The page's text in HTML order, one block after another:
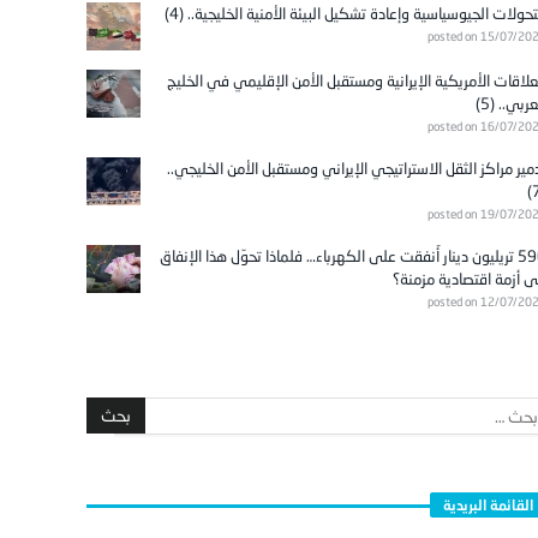
الجيوسياسية وإعادة تشكيل البيئة الأمنية الخليجية.. (4)
posted on 15/07/
الأمريكية الإيرانية ومستقبل الأمن الإقليمي في الخليج
(5)
posted on 16/07/
مراكز الثقل الاستراتيجي الإيراني ومستقبل الأمن الخليجي..
posted on 19/07/
596 تريليون دينار أُنفقت على الكهرباء… فلماذا تحوّل هذا الإنفاق
أزمة اقتصادية مزمنة؟
posted on 12/07/
القائمة البريدية